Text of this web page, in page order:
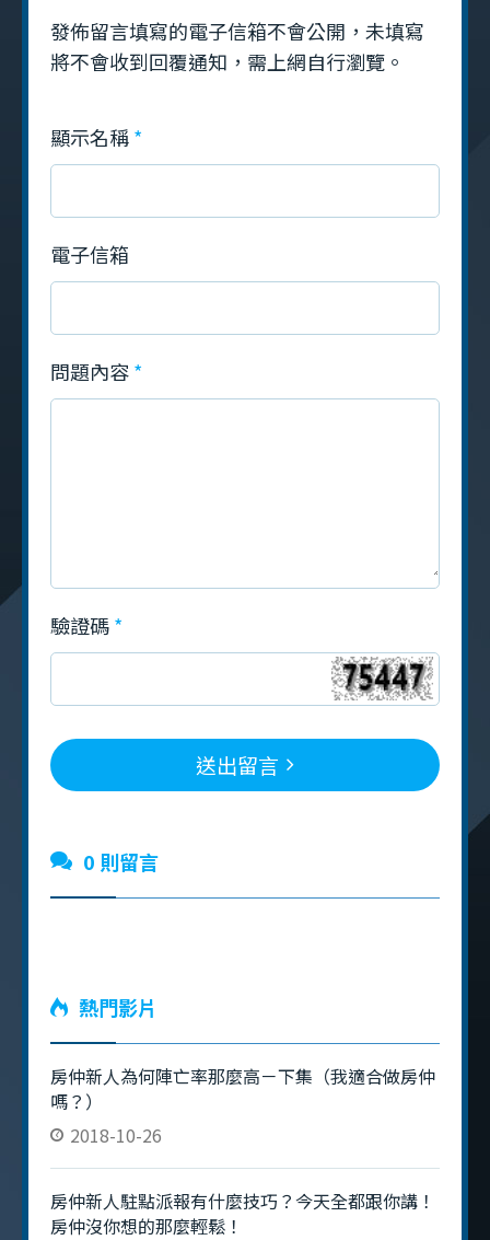
發佈留言填寫的電子信箱不會公開，未填寫
將不會收到回覆通知，需上網自行瀏覽。
顯示名稱
電子信箱
問題內容
驗證碼
送出留言
0 則留言
熱門影片
房仲新人為何陣亡率那麼高－下集（我適合做房仲
嗎？）
2018-10-26
房仲新人駐點派報有什麼技巧？今天全都跟你講！
房仲沒你想的那麼輕鬆！